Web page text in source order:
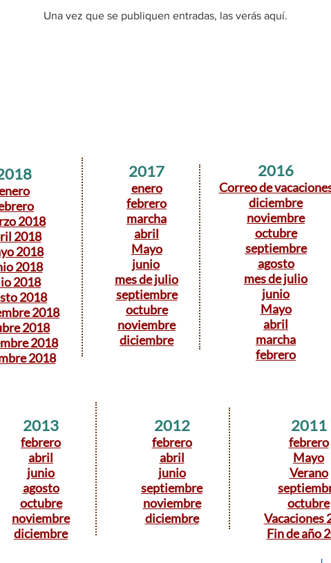
Una vez que se publiquen entradas, las verás aquí.
2018
2018
2018
2018
2018
2018
2018
2018
2018
2018
2017
enero
febrero
marcha
abril
Mayo
junio
mes de julio
septiembre
octubre
noviembre
diciembre
2016
Correo de
diciembre
noviembre
octubre
septiembre
agosto
mes de julio
junio
Mayo
abril
marcha
febrero
2013
febrero
abril
junio
agosto
octubre
noviembre
diciembre
2012
febrero
abril
junio
septiembre
noviembre
diciembre
2011
febrero
Mayo
Verano
octubre
Vacaciones
Fin de año